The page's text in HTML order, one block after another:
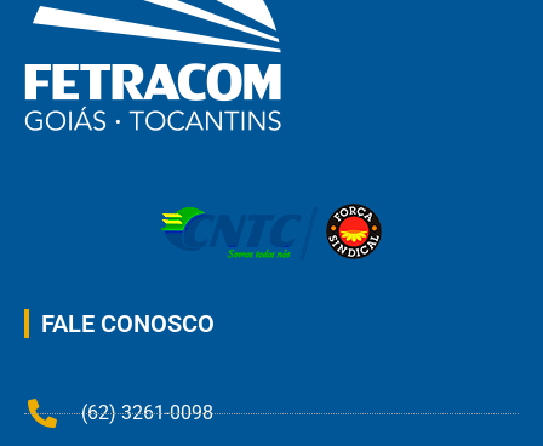
FALE CONOSCO
(62) 3261-0098